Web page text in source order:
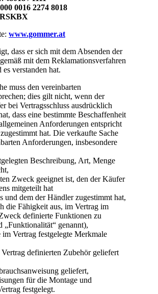
0016 2274 8018
www.gommer.at
dass er sich mit dem Absenden der
mit dem Reklamationsverfahren
verstanden hat.
muss den vereinbarten
dies gilt nicht, wenn der
bei Vertragsschluss ausdrücklich
dass eine bestimmte Beschaffenheit
Anforderungen entspricht
hat. Die verkaufte Sache
Anforderungen, insbesondere
Beschreibung, Art, Menge
Zweck geeignet ist, den der Käufer
mitgeteilt hat
und dem der Händler zugestimmt hat,
die Fähigkeit aus, im Vertrag im
definierte Funktionen zu
„Funktionalität“ genannt),
Vertrag festgelegte Merkmale
definierten Zubehör geliefert
geliefert,
für die Montage und
festgelegt.